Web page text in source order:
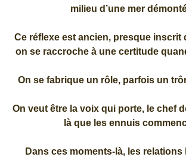
milieu d’une mer
Ce réflexe est ancien, presque inscrit
on se raccroche à une certitude
On se fabrique un rôle, parfois un
On veut être la voix qui porte, le chef
là que les ennuis
Dans ces moments-là, les relations